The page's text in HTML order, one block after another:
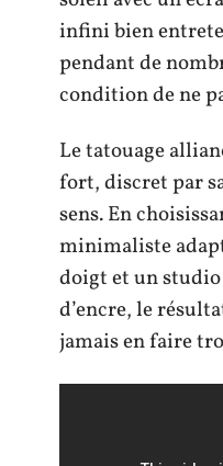
infini bien
pendant de
condition de ne
Le tatouage
fort, discret par
sens. En
minimaliste
doigt et un
d’encre, le
jamais en faire